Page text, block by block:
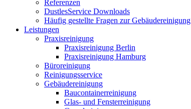
Referenzen
DustlesService Downloads
Häufig gestellte Fragen zur Gebäudereinigung
Leistungen
Praxisreinigung
Praxisreinigung Berlin
Praxisreinigung Hamburg
Büroreinigung
Reinigungsservice
Gebäudereinigung
Baucontainerreinigung
Glas- und Fensterreinigung